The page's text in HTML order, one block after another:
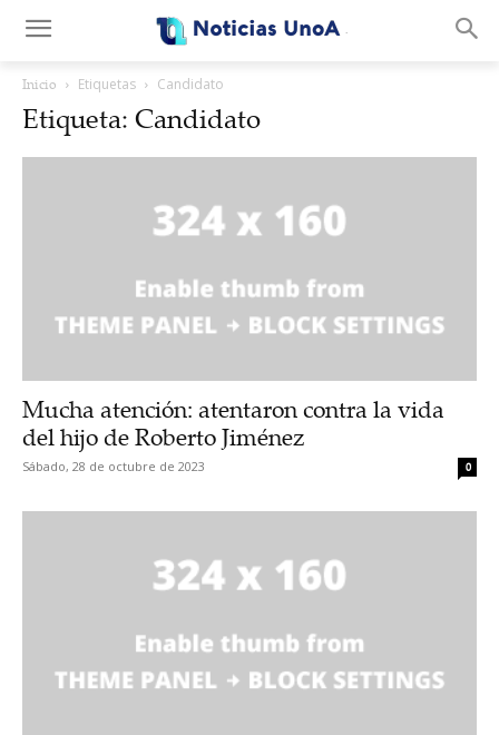
Inicio Etiquetas Candidato
Etiqueta: Candidato
Mucha atención: atentaron contra la vida
del hijo de Roberto Jiménez
Sábado, 28 de octubre de 2023 0